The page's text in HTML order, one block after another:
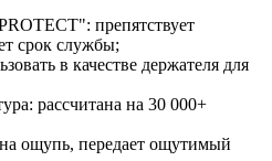
препятствует
срок службы;
в качестве держателя для
рассчитана на 30 000+
ощупь, передает ощутимый